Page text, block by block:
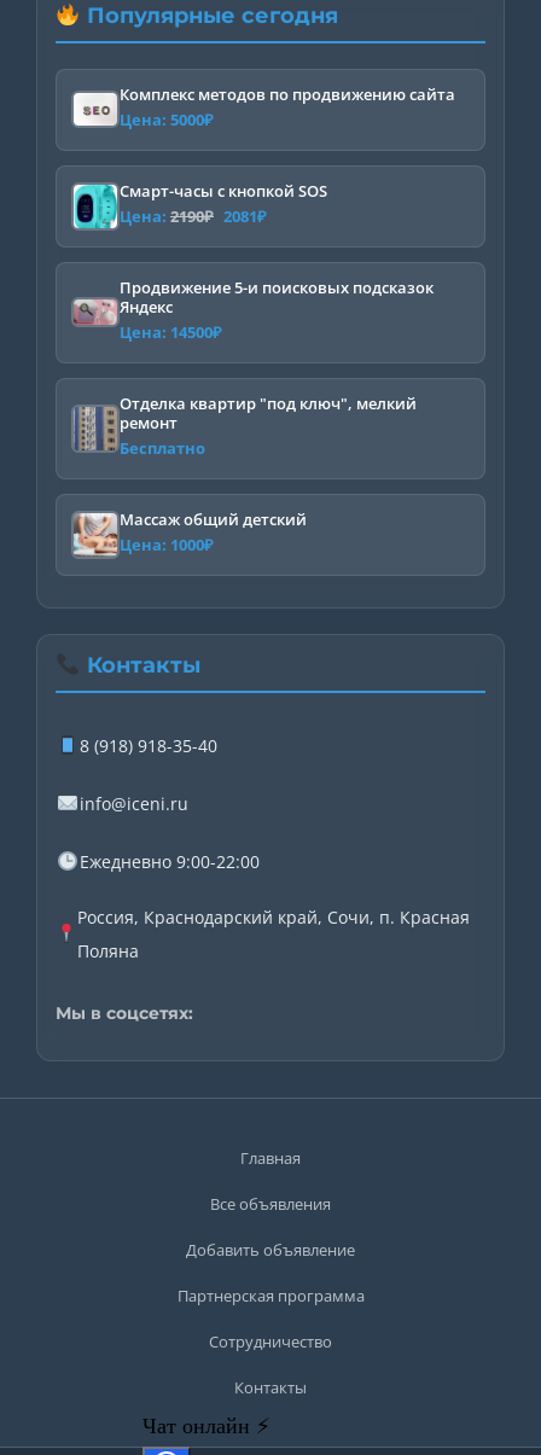
Популярные сегодня
Комплекс методов по продвижению сайта
Цена: 5000₽
Смарт-часы с кнопкой SOS
Цена: 2190₽ Первоначальная
цена
2081₽Текущая
цена:
Продвижение 5-и поисковых подсказок
Яндекс
Цена: 14500₽
Отделка квартир "под ключ", мелкий
ремонт
Бесплатно
Массаж общий детский
Цена: 1000₽
Контакты
8 (918) 918-35-40
info@iceni.ru
Ежедневно 9:00-22:00
Россия, Краснодарский край, Сочи, п. Красная
Поляна
Мы в соцсетях:
Главная
Все объявления
Добавить объявление
Партнерская программа
Сотрудничество
Контакты